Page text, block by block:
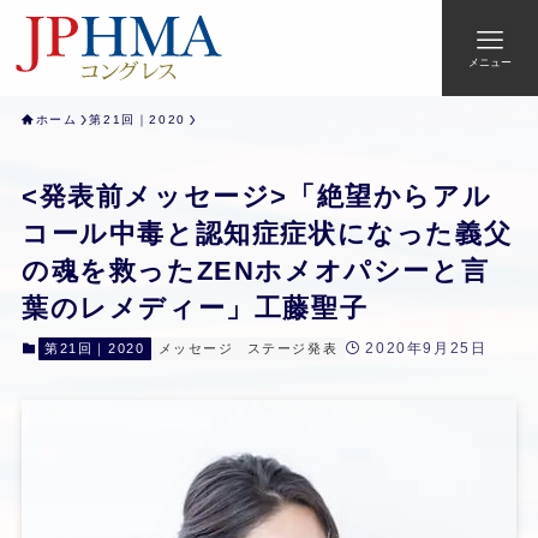
メニュー
ホーム 第21回｜2020
<発表前メッセージ>「絶望からアル
コール中毒と認知症症状になった義父
の魂を救ったZENホメオパシーと言
葉のレメディー」工藤聖子
第21回｜2020 メッセージ ステージ発表 2020年9月25日